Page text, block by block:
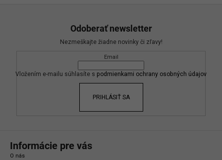
Odoberať newsletter
Nezmeškajte žiadne novinky či zľavy!
Email
Vložením e-mailu súhlasíte s podmienkami ochrany osobných údajov
PRIHLÁSIŤ SA
Informácie pre vás
O nás